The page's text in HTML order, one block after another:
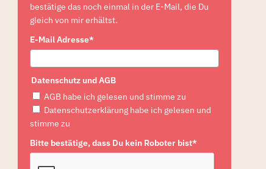
bestätige das noch einmal in der E-Mail, die Du
gleich von mir erhältst.
E-Mail Adresse*
Datenschutz und AGB
AGB habe ich gelesen und stimme zu
Datenschutzerklärung habe ich gelesen und
stimme zu
Bitte bestätige, dass Du kein Roboter bist*